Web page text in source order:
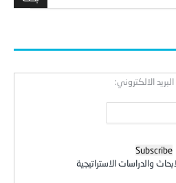
الالكتروني:
والدراسات الاستراتيجية